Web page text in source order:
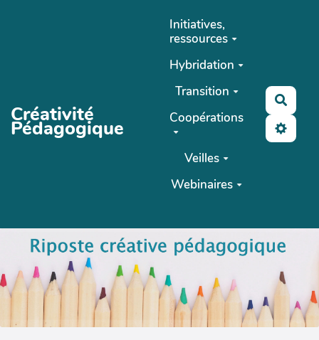
Créativité
Pédagogique
Initiatives,
ressources
Hybridation
Transition
Coopérations
Veilles
Webinaires